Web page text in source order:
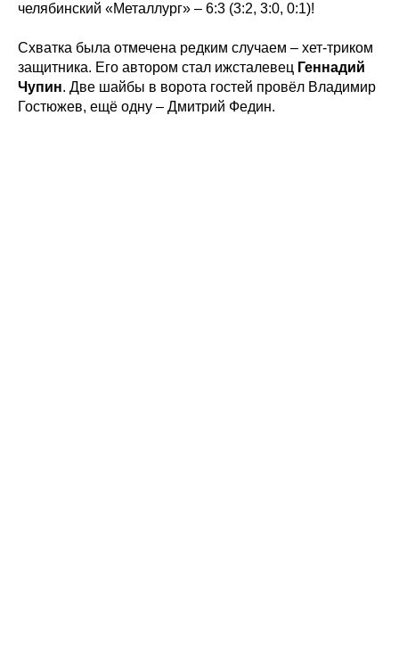
челябинский «Металлург» – 6:3 (3:2, 3:0, 0:1)!
Схватка была отмечена редким случаем – хет-триком
защитника. Его автором стал ижсталевец Геннадий
Чупин. Две шайбы в ворота гостей провёл Владимир
Гостюжев, ещё одну – Дмитрий Федин.